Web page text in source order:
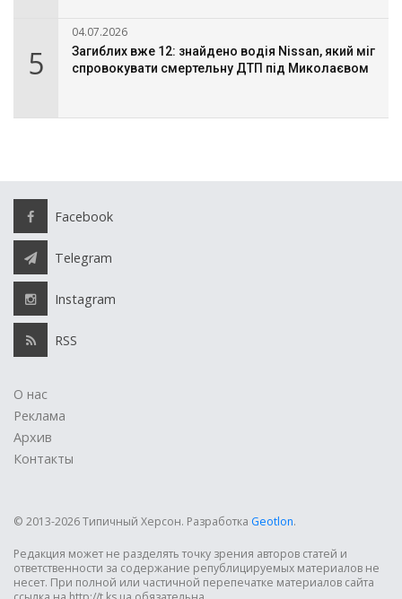
5
04.07.2026
Загиблих вже 12: знайдено водія Nissan, який міг
спровокувати смертельну ДТП під Миколаєвом
Facebook
Telegram
Instagram
RSS
О нас
Реклама
Архив
Контакты
© 2013-2026 Типичный Херсон. Разработка Geotlon.
Редакция может не разделять точку зрения авторов статей и
ответственности за содержание републицируемых материалов не
несет. При полной или частичной перепечатке материалов сайта